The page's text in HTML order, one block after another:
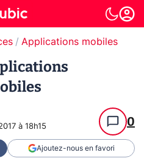
Applications mobiles
à 18h15 0
Ajoutez-nous en favori